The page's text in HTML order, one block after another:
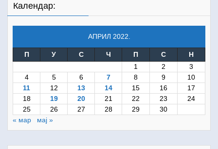
Календар:
АПРИЛ 2022.
П У С Ч П С
Н
1
2
3
4
5 6 7 8 9
10
11
12 13 14 15 16
17
18
19 20 21 22 23
24
25
26 27 28 29
30
« мар
мај »